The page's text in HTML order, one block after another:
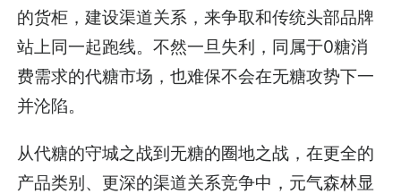
的货柜，建设渠道关系，来争取和传统头部品牌
站上同一起跑线。不然一旦失利，同属于0糖消
费需求的代糖市场，也难保不会在无糖攻势下一
并沦陷。
从代糖的守城之战到无糖的圈地之战，在更全的
产品类别、更深的渠道关系竞争中，元气森林显